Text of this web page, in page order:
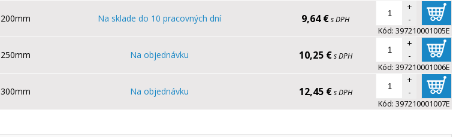
200mm Na sklade do 10 pracovných dní 9,64 €s DPH
+
-
Kód: 397210001005E
250mm Na objednávku 10,25 € s DPH
+
-
Kód: 397210001006E
300mm Na objednávku 12,45 € s DPH
+
-
Kód: 397210001007E